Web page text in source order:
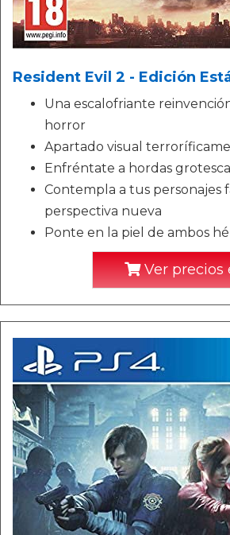
Resident Evil 2 - Edición
Una escalofriante
horror
Apartado visual
Enfréntate a hordas
Contempla a tus personajes
perspectiva nueva
Ponte en la piel de ambos
Ver precios